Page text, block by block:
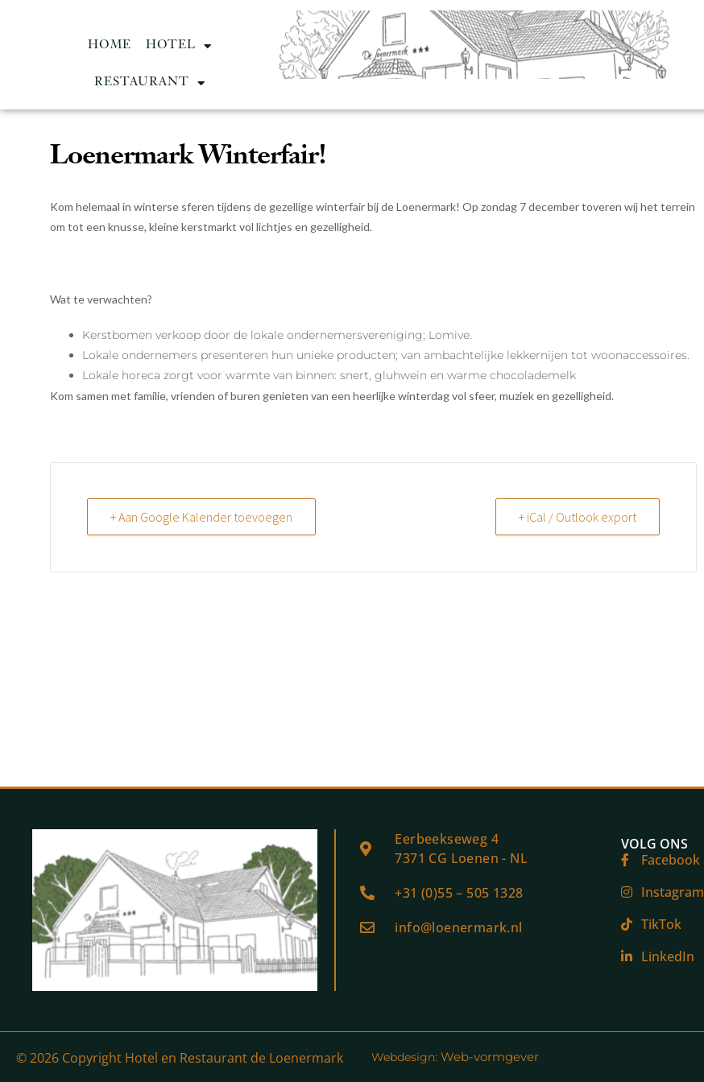
HOME HOTEL
RESTAURANT
Loenermark Winterfair!
Kom helemaal in winterse sferen tijdens de gezellige winterfair bij de Loenermark! Op zondag 7 december toveren wij het terrein
om tot een knusse, kleine kerstmarkt vol lichtjes en gezelligheid.
Wat te verwachten?
Kerstbomen verkoop door de lokale ondernemersvereniging; Lomive.
Lokale ondernemers presenteren hun unieke producten; van ambachtelijke lekkernijen tot woonaccessoires.
Lokale horeca zorgt voor warmte van binnen: snert, gluhwein en warme chocolademelk
Kom samen met familie, vrienden of buren genieten van een heerlijke winterdag vol sfeer, muziek en gezelligheid.
+ Aan Google Kalender toevoegen + iCal / Outlook export
Eerbeekseweg 4
7371 CG Loenen - NL
+31 (0)55 – 505 1328
info@loenermark.nl
VOLG ONS
Facebook
Instagram
TikTok
LinkedIn
© 2026 Copyright Hotel en Restaurant de Loenermark Webdesign:Web-vormgever